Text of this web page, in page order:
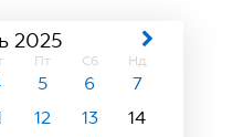
2025
Пт Сб Нд
5 6
7
12 13
14